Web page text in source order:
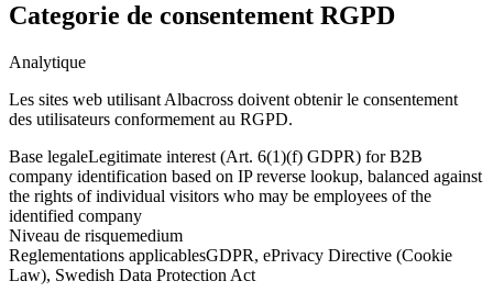
Categorie de consentement RGPD
Analytique
Les sites web utilisant Albacross doivent obtenir le consentement
des utilisateurs conformement au RGPD.
Base legaleLegitimate interest (Art. 6(1)(f) GDPR) for B2B
company identification based on IP reverse lookup, balanced against
the rights of individual visitors who may be employees of the
identified company
Niveau de risquemedium
Reglementations applicablesGDPR, ePrivacy Directive (Cookie
Law), Swedish Data Protection Act